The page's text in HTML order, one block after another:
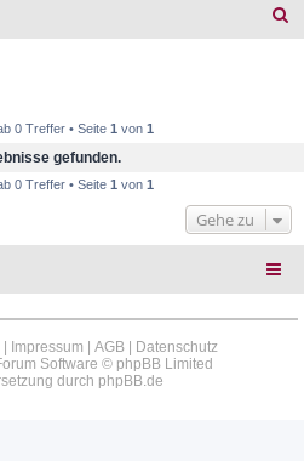
0 Treffer • Seite 1 von 1
gefunden.
0 Treffer • Seite 1 von 1
Gehe zu
Impressum AGB|
Datenschutz
Software © phpBB Limited
durch phpBB.de